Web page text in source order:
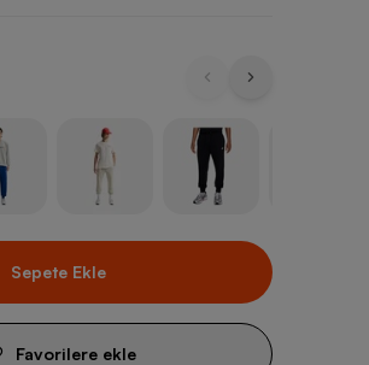
Sepete Ekle
Favorilere ekle